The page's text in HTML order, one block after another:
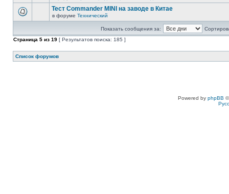
Тест Commander MINI на заводе в Китае
в форуме Технический
Показать сообщения за:
Страница 5 из 19 [ Результатов поиска: 185 ]
Список форумов
Powered by phpBB